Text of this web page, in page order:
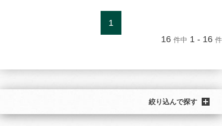
1
16 件中 1 - 16 件
絞り込んで探す